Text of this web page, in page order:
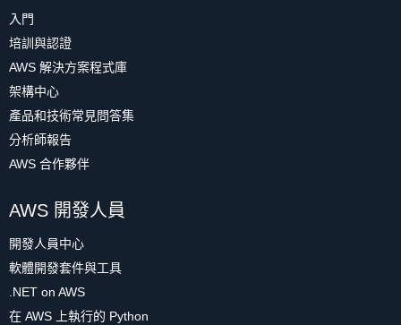
入門
培訓與認證
AWS 解決方案程式庫
架構中心
產品和技術常見問答集
分析師報告
AWS 合作夥伴
AWS 開發人員
開發人員中心
軟體開發套件與工具
.NET on AWS
在 AWS 上執行的 Python